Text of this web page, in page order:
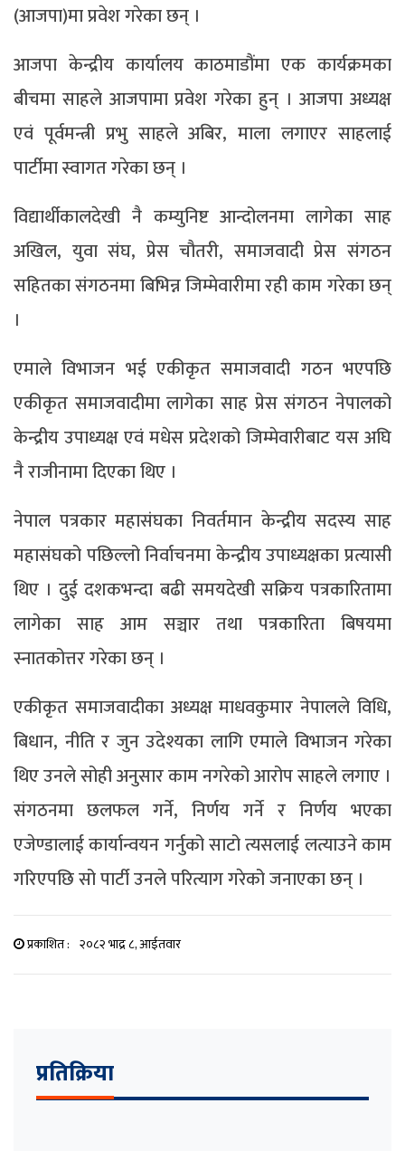
(आजपा)मा प्रवेश गरेका छन् ।
आजपा केन्द्रीय कार्यालय काठमाडौंमा एक कार्यक्रमका
बीचमा साहले आजपामा प्रवेश गरेका हुन् । आजपा अध्यक्ष
एवं पूर्वमन्त्री प्रभु साहले अबिर, माला लगाएर साहलाई
पार्टीमा स्वागत गरेका छन् ।
विद्यार्थीकालदेखी नै कम्युनिष्ट आन्दोलनमा लागेका साह
अखिल, युवा संघ, प्रेस चौतरी, समाजवादी प्रेस संगठन
सहितका संगठनमा बिभिन्न जिम्मेवारीमा रही काम गरेका छन्
।
एमाले विभाजन भई एकीकृत समाजवादी गठन भएपछि
एकीकृत समाजवादीमा लागेका साह प्रेस संगठन नेपालको
केन्द्रीय उपाध्यक्ष एवं मधेस प्रदेशको जिम्मेवारीबाट यस अघि
नै राजीनामा दिएका थिए ।
नेपाल पत्रकार महासंघका निवर्तमान केन्द्रीय सदस्य साह
महासंघको पछिल्लो निर्वाचनमा केन्द्रीय उपाध्यक्षका प्रत्यासी
थिए । दुई दशकभन्दा बढी समयदेखी सक्रिय पत्रकारितामा
लागेका साह आम सञ्चार तथा पत्रकारिता बिषयमा
स्नातकोत्तर गरेका छन् ।
एकीकृत समाजवादीका अध्यक्ष माधवकुमार नेपालले विधि,
बिधान, नीति र जुन उदेश्यका लागि एमाले विभाजन गरेका
थिए उनले सोही अनुसार काम नगरेको आरोप साहले लगाए ।
संगठनमा छलफल गर्ने, निर्णय गर्ने र निर्णय भएका
एजेण्डालाई कार्यान्वयन गर्नुको साटो त्यसलाई लत्याउने काम
गरिएपछि सो पार्टी उनले परित्याग गरेको जनाएका छन् ।
प्रकाशित : २०८२ भाद्र ८, आईतवार
प्रतिक्रिया